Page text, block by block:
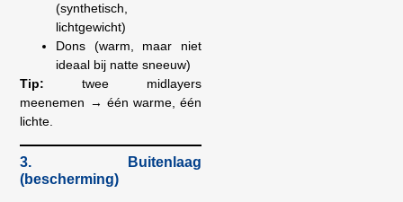
(synthetisch,
lichtgewicht)
Dons (warm, maar niet
ideaal bij natte sneeuw)
Tip: twee midlayers
meenemen → één warme, één
lichte.
3. Buitenlaag
(bescherming)